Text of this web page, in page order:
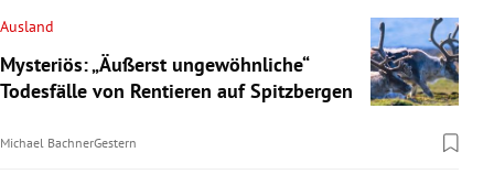
Ausland
Mysteriös: „Äußerst ungewöhnliche“
Todesfälle von Rentieren auf Spitzbergen
Michael BachnerGestern